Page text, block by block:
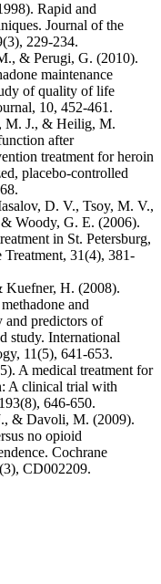
Rapid and
Journal of the
229-234.
& Perugi, G. (2010).
maintenance
of quality of life
10, 452-461.
M. J., & Heilig, M.
after
treatment for heroin
placebo-controlled
D. V., Tsoy, M. V.,
Woody, G. E. (2006).
in St. Petersburg,
Treatment, 31(4), 381-
H. (2008).
and
and predictors of
study. International
11(5), 641-653.
A medical treatment for
A clinical trial with
646-650.
& Davoli, M. (2009).
no opioid
Cochrane
CD002209.